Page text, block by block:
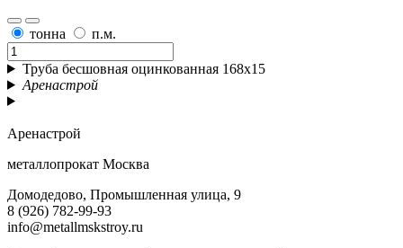
тонна п.м.
Труба бесшовная оцинкованная 168х15
Аренастрой
Аренастрой
металлопрокат Москва
Домодедово, Промышленная улица, 9
8 (926) 782-99-93
info@metallmskstroy.ru